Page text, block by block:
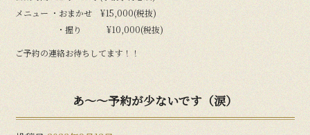
メニュー ・おまかせ ¥15,000(税抜)
・握り ¥10,000(税抜)
ご予約の連絡お待ちしてます！！
あ〜〜予約が少ないです（涙）